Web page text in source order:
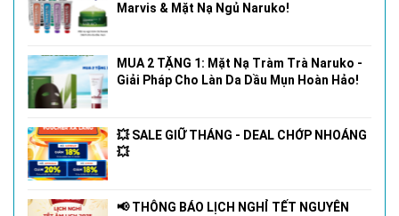
Marvis & Mặt Nạ Ngủ Naruko!
MUA 2 TẶNG 1: Mặt Nạ Tràm Trà Naruko -
Giải Pháp Cho Làn Da Dầu Mụn Hoàn Hảo!
💥 SALE GIỮ THÁNG - DEAL CHỚP NHOÁNG
💥
📢 THÔNG BÁO LỊCH NGHỈ TẾT NGUYÊN